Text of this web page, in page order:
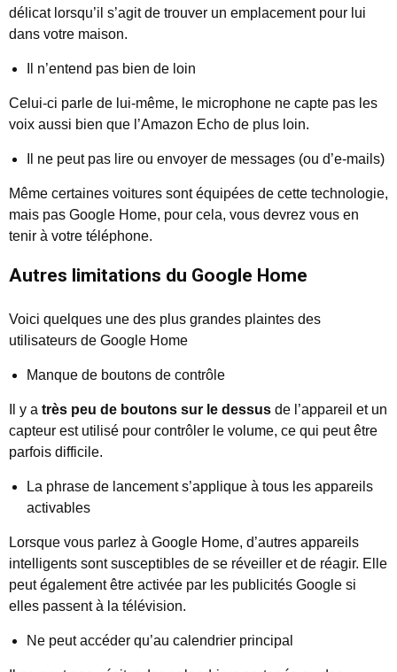
délicat lorsqu’il s’agit de trouver un emplacement pour lui
dans votre maison.
Il n’entend pas bien de loin
Celui-ci parle de lui-même, le microphone ne capte pas les
voix aussi bien que l’Amazon Echo de plus loin.
Il ne peut pas lire ou envoyer de messages (ou d’e-mails)
Même certaines voitures sont équipées de cette technologie,
mais pas Google Home, pour cela, vous devrez vous en
tenir à votre téléphone.
Autres limitations du Google Home
Voici quelques une des plus grandes plaintes des
utilisateurs de Google Home
Manque de boutons de contrôle
Il y a très peu de boutons sur le dessus de l’appareil et un
capteur est utilisé pour contrôler le volume, ce qui peut être
parfois difficile.
La phrase de lancement s’applique à tous les appareils
activables
Lorsque vous parlez à Google Home, d’autres appareils
intelligents sont susceptibles de se réveiller et de réagir. Elle
peut également être activée par les publicités Google si
elles passent à la télévision.
Ne peut accéder qu’au calendrier principal